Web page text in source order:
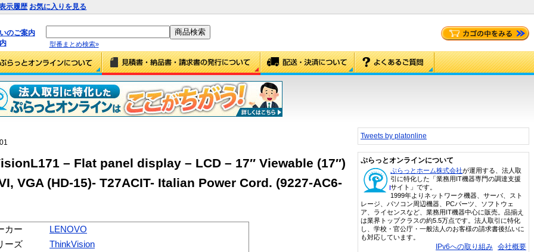
示履歴 お気に入りを見る
のご案内
型番まとめ検索»
– Flat panel display – LCD – 17″ Viewable (17″)
VGA (HD-15)- T27ACIT- Italian Power Cord. (9227-AC6-
カー
LENOVO
ーズ
ThinkVision
Tweets by platonline
ぷらっとオンラインについて
ぷらっとホーム株式会社が運用する、法人取
引に特化した「業務用IT機器専門の調達支援
サイト」です。
1999年よりネットワーク機器、サーバ、スト
レージ、パソコン周辺機器、PCパーツ、ソフトウェ
ア、ライセンスなど、業務用IT機器中心に販売。品揃え
は業界トップクラスの約5.5万点です。法人取引に特化
し、学校・官公庁・一般法人のお客様の請求書後払いに
も対応しています。
IPv6への取り組み 会社概要